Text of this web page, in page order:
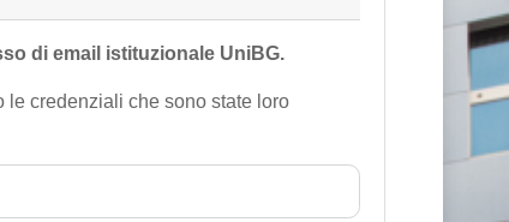
di email istituzionale UniBG.
le credenziali che sono state loro